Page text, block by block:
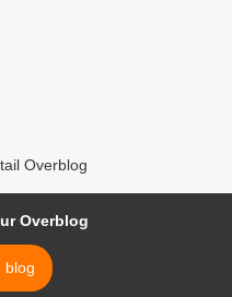
Overblog
Overblog
blog